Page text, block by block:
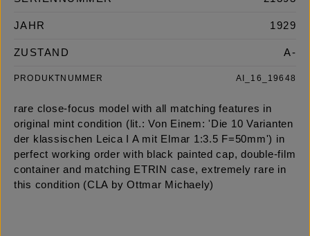
JAHR 1929
ZUSTAND A-
PRODUKTNUMMER AI_16_19648
rare close-focus model with all matching features in
original mint condition (lit.: Von Einem: 'Die 10 Varianten
der klassischen Leica I A mit Elmar 1:3.5 F=50mm') in
perfect working order with black painted cap, double-film
container and matching ETRIN case, extremely rare in
this condition (CLA by Ottmar Michaely)